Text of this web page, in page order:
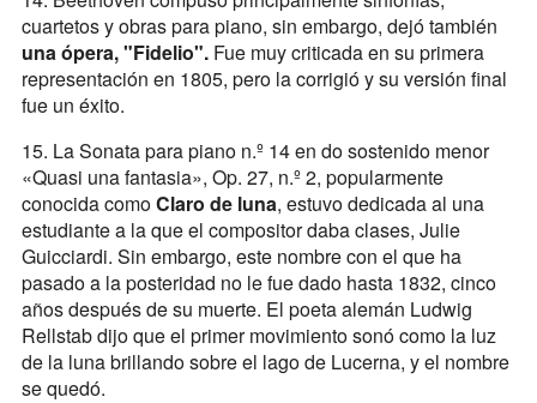
cuartetos y obras para piano, sin embargo, dejó también
una ópera, "Fidelio".Fue muy criticada en su primera
representación en 1805, pero la corrigió y su versión final
fue un éxito.
15. La Sonata para piano n.º 14 en do sostenido menor
«Quasi una fantasia», Op. 27, n.º 2, popularmente
conocida comoClaro de luna, estuvo dedicada al una
estudiante a la que el compositor daba clases, Julie
Guicciardi. Sin embargo, este nombre con el que ha
pasado a la posteridad no le fue dado hasta 1832, cinco
años después de su muerte. El poeta alemán Ludwig
Rellstab dijo que el primer movimiento sonó como la luz
de la luna brillando sobre el lago de Lucerna, y el nombre
se quedó.